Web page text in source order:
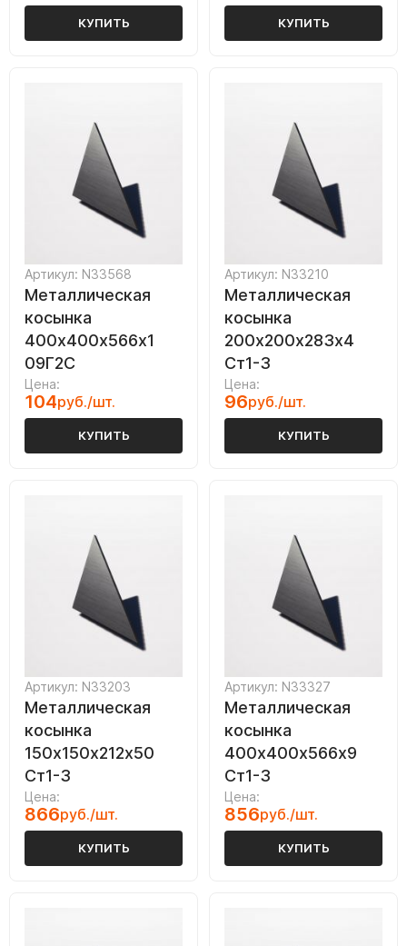
КУПИТЬ КУПИТЬ
Артикул: N33568
Металлическая
косынка
400х400х566х1
09Г2С
Цена:
104руб./шт.
КУПИТЬ
Артикул: N33210
Металлическая
косынка
200х200х283х4
Ст1-3
Цена:
96руб./шт.
КУПИТЬ
Артикул: N33203
Металлическая
косынка
150х150х212х50
Ст1-3
Цена:
866руб./шт.
КУПИТЬ
Артикул: N33327
Металлическая
косынка
400х400х566х9
Ст1-3
Цена:
856руб./шт.
КУПИТЬ